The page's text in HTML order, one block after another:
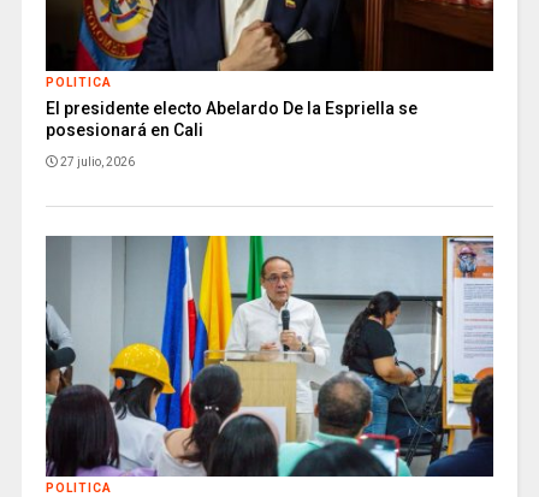
POLITICA
El presidente electo Abelardo De la Espriella se
posesionará en Cali
27 julio, 2026
POLITICA